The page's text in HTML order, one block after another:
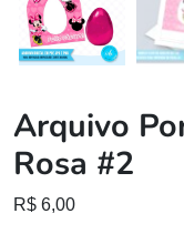
Arquivo
Rosa #2
R$ 6,00